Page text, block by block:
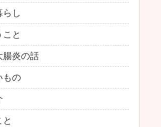
らし
こと
腸炎の話
もの